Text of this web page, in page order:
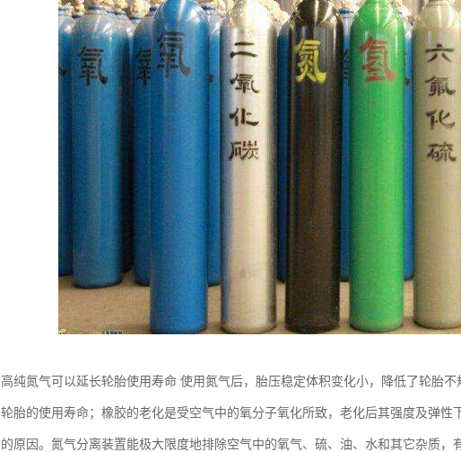
高纯氮气可以延长轮胎使用寿命 使用氮气后，胎压稳定体积变化小，降低了轮胎
轮胎的使用寿命；橡胶的老化是受空气中的氧分子氧化所致，老化后其强度及弹
的原因。氮气分离装置能极大限度地排除空气中的氧气、硫、油、水和其它杂质